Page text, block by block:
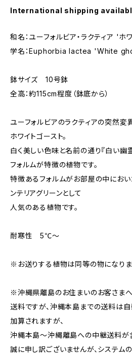
International shipping
和名：ユーフォルビア・ラクティア 'ホ
学名：Euphorbia lactea 'White
鉢サイズ 10号鉢
全高：約115cm程度（鉢底から）
ユーフォルビアのラクティアの突然
ホワイトゴースト。
白く美しい色味と名前の通り『白い幽
フォルムが特徴の植物です。
特徴あるフォルムがお部屋の中におい
ンテリアグリーンとして
人気のある植物です。
耐寒性 5℃～
※お送りする植物は同等の物になりま
※沖縄県離島のお住まいのお客さまへ
送料ですが、沖縄本島までの送料は
加算されますが、
沖縄本島～沖縄離島への中継送料が
誠に申し訳ございませんが、システム